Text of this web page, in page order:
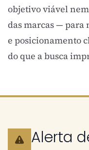
objetivo viável
das marcas — para
e posicionamento
do que a busca
Alerta